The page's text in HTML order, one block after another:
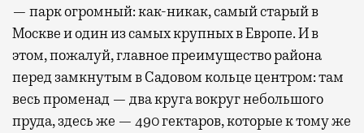
— парк огромный: как-никак, самый старый в
Москве и один из самых крупных в Европе. И в
этом, пожалуй, главное преимущество района
перед замкнутым в Садовом кольце центром: там
весь променад — два круга вокруг небольшого
пруда, здесь же — 490 гектаров, которые к тому же